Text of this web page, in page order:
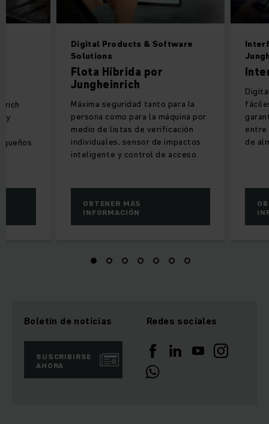
Digital Products & Software
Solutions
Flota Híbrida por
Jungheinrich
Máxima seguridad tanto para la
persona como para la máquina por
medio de listas de verificación
individuales, sensor de impactos
inteligente y control de acceso.
OBTENER MÁS
INFORMACIÓN
entre
de
y
Boletín de noticias
SUSCRIBIRSE
AHORA
Redes sociales